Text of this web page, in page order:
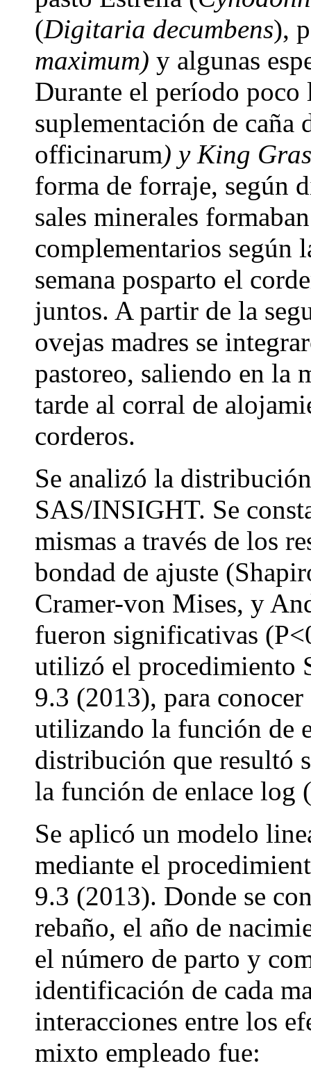
(Digitaria decumbens),
maximum) y algunas
Durante el período
suplementación de caña
officinarum) y King
forma de forraje, según
sales minerales
complementarios según
semana posparto el
juntos. A partir de la
ovejas madres se
pastoreo, saliendo en la
tarde al corral de
corderos.
Se analizó la
SAS/INSIGHT. Se
mismas a través de los
bondad de ajuste
Cramer-von Mises, y
fueron significativas
utilizó el procedimiento
9.3 (2013), para
utilizando la función de
distribución que resultó
la función de enlace log
Se aplicó un modelo
mediante el
9.3 (2013). Donde se
rebaño, el año de
el número de parto y
identificación de cada
interacciones entre los
mixto empleado fue: